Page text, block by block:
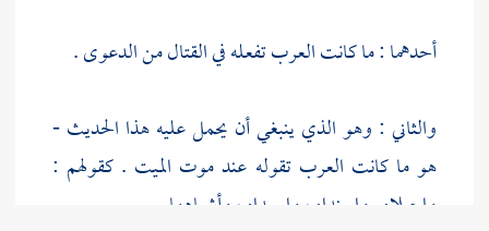
أحدهما : ما كانت العرب تفعله في القتال من الدعوى .
والثاني : وهو الذي ينبغي أن يحمل عليه هذا الحديث -
هو ما كانت العرب تقوله عند موت الميت . كقولهم :
واجبلاه . واسنداه ، واسيداه ، وأشباهها .